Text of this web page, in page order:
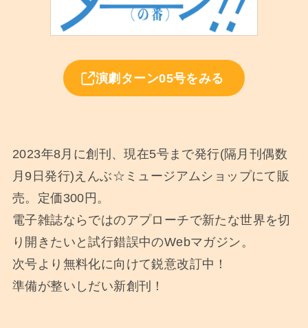
演劇ターン05号をみる
2023年8月に創刊、現在5号まで発行(隔月刊偶数
月9日発行)えんぶ☆ミュージアムショップにて販
売。定価300円。
電子雑誌ならではのアプローチで新たな世界を切
り開きたいと試行錯誤中のWebマガジン。
次号より無料化に向けて鋭意改訂中！
準備が整いしだい新創刊！